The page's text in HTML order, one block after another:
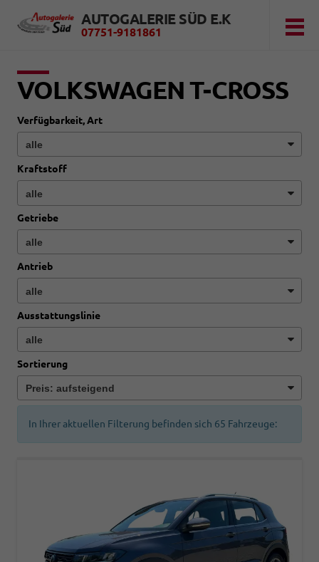
AUTOGALERIE SÜD E.K
07751-9181861
VOLKSWAGEN T-CROSS
Verfügbarkeit, Art
Kraftstoff
Getriebe
Antrieb
Ausstattungslinie
Sortierung
In Ihrer aktuellen Filterung befinden sich 65 Fahrzeuge: